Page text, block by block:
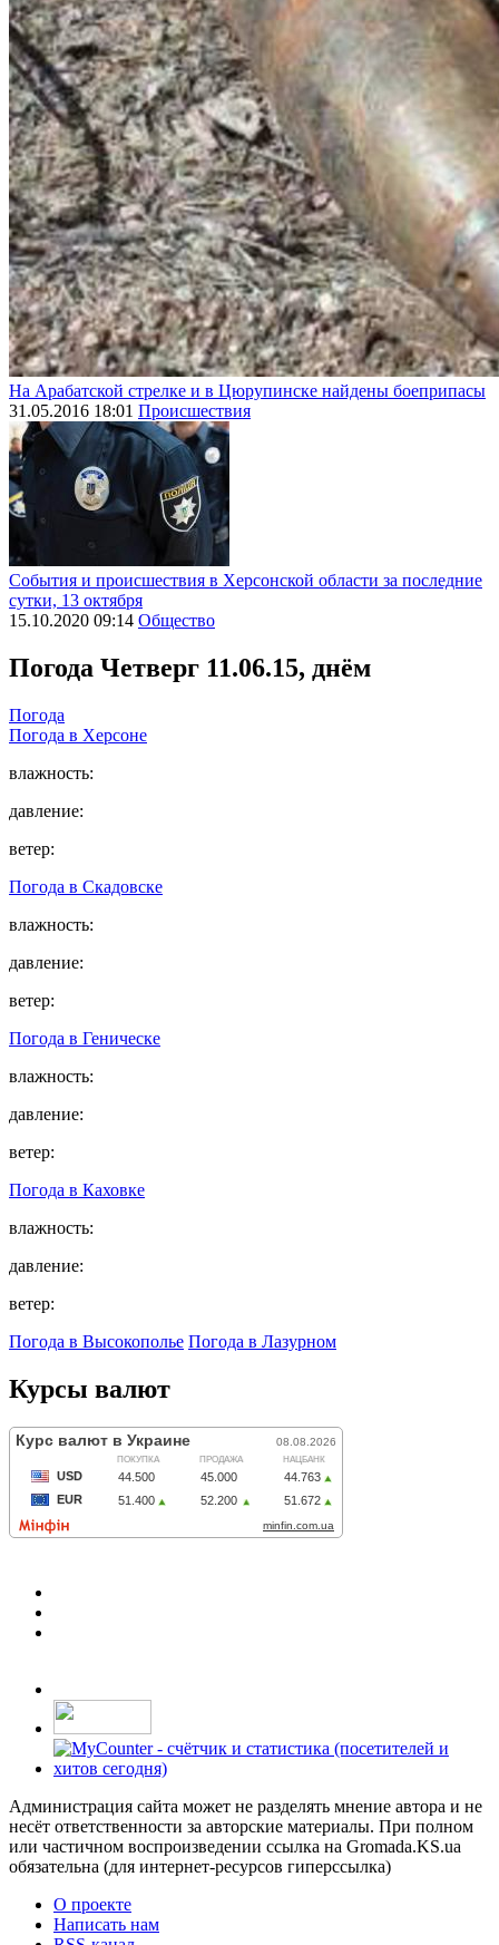
На Арабатской стрелке и в Цюрупинске найдены боеприпасы
31.05.2016 18:01 Происшествия
События и происшествия в Херсонской области за последние
сутки, 13 октября
15.10.2020 09:14 Общество
Погода Четверг 11.06.15, днём
Погода
Погода в Херсоне
влажность:
давление:
ветер:
Погода в Скадовске
влажность:
давление:
ветер:
Погода в Геническе
влажность:
давление:
ветер:
Погода в Каховке
влажность:
давление:
ветер:
Погода в Высокополье Погода в Лазурном
Курсы валют
Администрация сайта может не разделять мнение автора и не
несёт ответственности за авторские материалы. При полном
или частичном воспроизведении ссылка на Gromada.KS.ua
обязательна (для интернет-ресурсов гиперссылка)
О проекте
Написать нам